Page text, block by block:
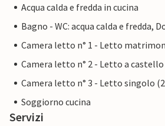
Acqua calda e fredda in cucina
Bagno - WC: acqua calda e fredda,
Camera letto n° 1 - Letto
Camera letto n° 2 - Letto a castello
Camera letto n° 3 - Letto singolo
Soggiorno cucina
Servizi